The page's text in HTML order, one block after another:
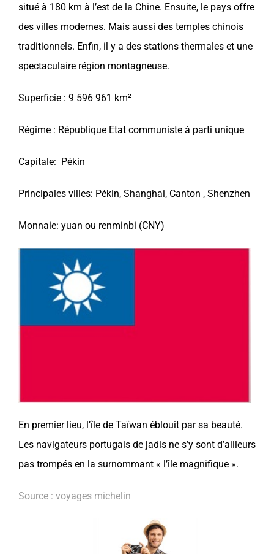
situé à 180 km à l’est de la Chine. Ensuite, le pays offre
des villes modernes. Mais aussi des temples chinois
traditionnels. Enfin, il y a des stations thermales et une
spectaculaire région montagneuse.
Superficie : 9 596 961 km²
Régime : République Etat communiste à parti unique
Capitale: Pékin
Principales villes: Pékin, Shanghai, Canton , Shenzhen
Monnaie: yuan ou renminbi (CNY)
En premier lieu, l’île de Taïwan éblouit par sa beauté.
Les navigateurs portugais de jadis ne s’y sont d’ailleurs
pas trompés en la surnommant « l’île magnifique ».
Source : voyages michelin